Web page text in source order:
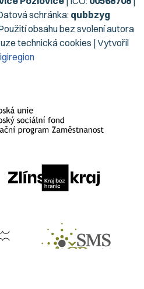
schránka: qubbzyg
obsahu bez svolení autora
technická cookies | Vytvořil